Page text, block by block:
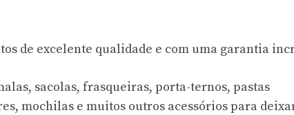
de excelente qualidade e com uma garantia
sacolas, frasqueiras, porta-ternos, pastas
mochilas e muitos outros acessórios para